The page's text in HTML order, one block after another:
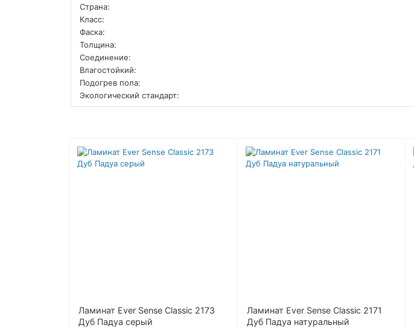
Страна:
Класс:
Фаска:
Толщина:
Соединение:
Влагостойкий:
Подогрев пола:
Экологический стандарт:
Ламинат Ever Sense Classic 2173
Дуб Падуа серый
Ламинат Ever Sense Classic 2171
Дуб Падуа натуральный